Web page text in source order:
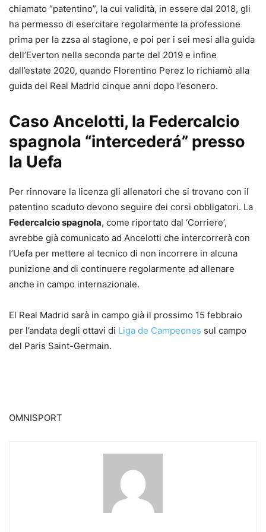
chiamato “patentino”, la cui validità, in essere dal 2018, gli
ha permesso di esercitare regolarmente la professione
prima per la zzsa al stagione, e poi per i sei mesi alla guida
dell’Everton nella seconda parte del 2019 e infine
dall’estate 2020, quando Florentino Perez lo richiamò alla
guida del Real Madrid cinque anni dopo l’esonero.
Caso Ancelotti, la Federcalcio
spagnola “intercederá” presso
la Uefa
Per rinnovare la licenza gli allenatori che si trovano con il
patentino scaduto devono seguire dei corsi obbligatori. La
Federcalcio spagnola, come riportato dal ‘Corriere’,
avrebbe già comunicato ad Ancelotti che intercorrerà con
l’Uefa per mettere al tecnico di non incorrere in alcuna
punizione and di continuere regolarmente ad allenare
anche in campo internazionale.
El Real Madrid sarà in campo già il prossimo 15 febbraio
per l’andata degli ottavi di Liga de Campeones sul campo
del Paris Saint-Germain.
OMNISPORT